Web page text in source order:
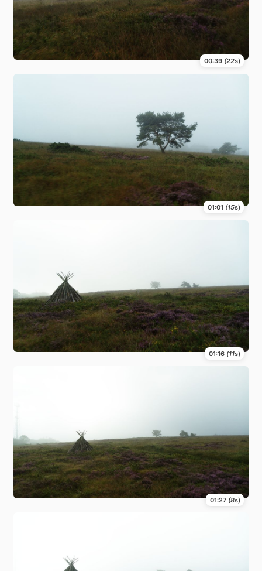
00:39 (22s)
01:01 (15s)
01:16 (11s)
01:27 (8s)